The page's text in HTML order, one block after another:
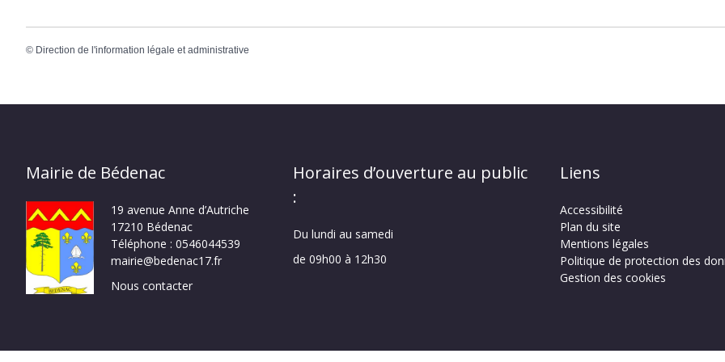
© Direction de l'information légale et administrative
Mairie de Bédenac
19 avenue Anne d’Autriche
17210 Bédenac
Téléphone : 0546044539
mairie@bedenac17.fr
Nous contacter
Horaires d’ouverture au public
:
Du lundi au samedi
de 09h00 à 12h30
Liens
Accessibilité
Plan du site
Mentions légales
Politique de protection des
Gestion des cookies